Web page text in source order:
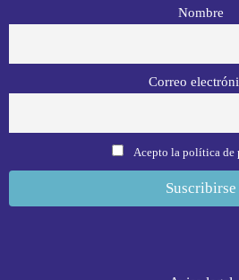
Nombre
Correo
Acepto la política de